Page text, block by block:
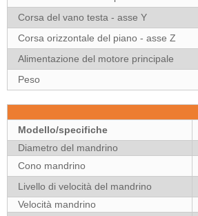
Corsa del vano testa - asse Y
Corsa orizzontale del piano - asse Z
Alimentazione del motore principale
Peso
Modello/specifiche
Diametro del mandrino
Cono mandrino
Livello di velocità del mandrino
Velocità mandrino